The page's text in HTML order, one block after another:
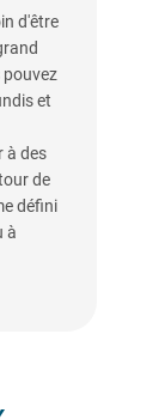
d'être
pouvez
et
à des
de
défini
à